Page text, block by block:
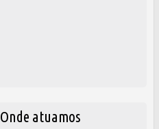
Onde atuamos